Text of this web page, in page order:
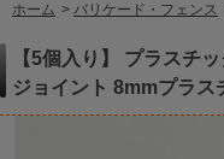
ホーム > バリケード・フェンス
【5個入り】 プラスチ
ジョイント 8mmプラス